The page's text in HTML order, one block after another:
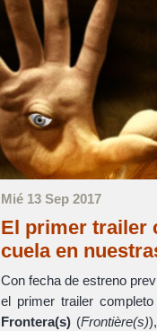
Mié 13 Sep 2017
El primer trailer
cuela en
Con fecha de estreno
el primer trailer
Frontera(s)(Frontière(s)